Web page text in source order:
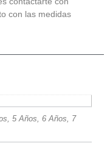
con las medidas
5 Años, 6 Años, 7